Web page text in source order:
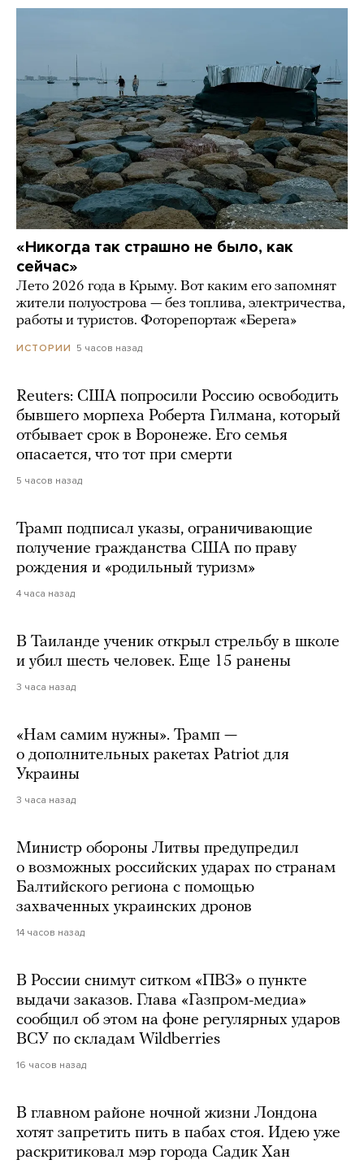
«Никогда так страшно не было, как
сейчас»
Лето 2026 года в Крыму. Вот каким его запомнят
жители полуострова — без топлива, электричества,
работы и туристов. Фоторепортаж «Берега»
ИСТОРИИ 5 часов назад
Reuters: США попросили Россию освободить
бывшего морпеха Роберта Гилмана, который
отбывает срок в Воронеже. Его семья
опасается, что тот при смерти
5 часов назад
Трамп подписал указы, ограничивающие
получение гражданства США по праву
рождения и «родильный туризм»
4 часа назад
В Таиланде ученик открыл стрельбу в школе
и убил шесть человек. Еще 15 ранены
3 часа назад
«Нам самим нужны». Трамп —
о дополнительных ракетах Patriot для
Украины
3 часа назад
Министр обороны Литвы предупредил
о возможных российских ударах по странам
Балтийского региона с помощью
захваченных украинских дронов
14 часов назад
В России снимут ситком «ПВЗ» о пункте
выдачи заказов. Глава «Газпром-медиа»
сообщил об этом на фоне регулярных ударов
ВСУ по складам Wildberries
16 часов назад
В главном районе ночной жизни Лондона
хотят запретить пить в пабах стоя. Идею уже
раскритиковал мэр города Садик Хан